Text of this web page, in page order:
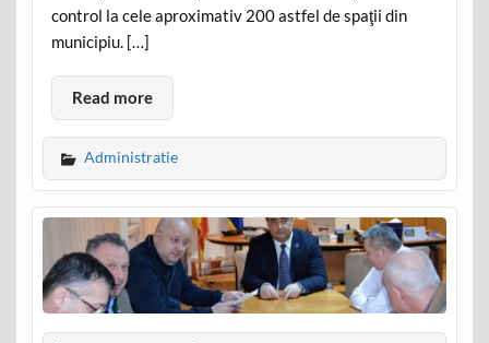
control la cele aproximativ 200 astfel de spaţii din
municipiu. […]
Read more
Administratie